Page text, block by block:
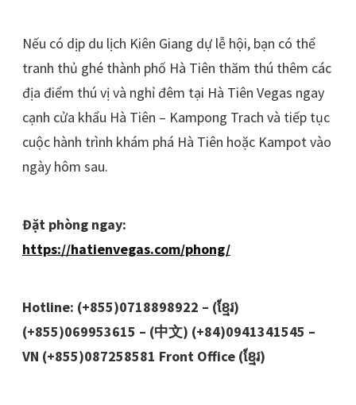
Nếu có dịp du lịch Kiên Giang dự lễ hội, bạn có thể
tranh thủ ghé thành phố Hà Tiên thăm thú thêm các
địa điểm thú vị và nghỉ đêm tại Hà Tiên Vegas ngay
cạnh cửa khẩu Hà Tiên – Kampong Trach và tiếp tục
cuộc hành trình khám phá Hà Tiên hoặc Kampot vào
ngày hôm sau.
Đặt phòng ngay:
https://hatienvegas.com/phong/
Hotline: (+855)0718898922 – (ខ្មែរ)
(+855)069953615 – (中文) (+84)0941341545 –
VN (+855)087258581 Front Office (ខ្មែរ)